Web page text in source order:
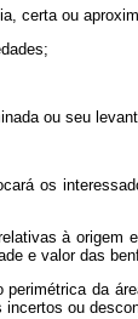
certa ou
ou seu
os
à
e valor das
da
ou